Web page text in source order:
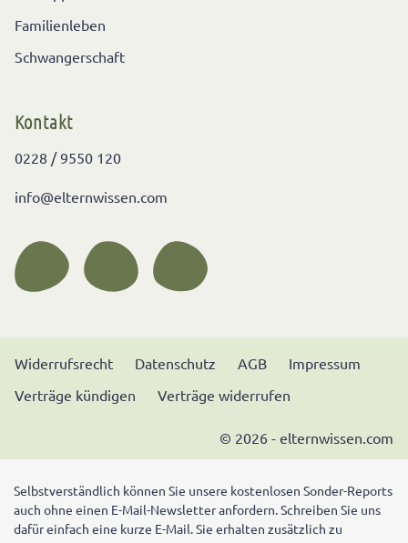
Familienleben
Schwangerschaft
Kontakt
0228 / 9550 120
info@elternwissen.com
Widerrufsrecht Datenschutz AGB
Impressum
Verträge kündigen
Verträge widerrufen
© 2026 - elternwissen.com
Selbstverständlich können Sie unsere kostenlosen Sonder-Reports
auch ohne einen E-Mail-Newsletter anfordern. Schreiben Sie uns
dafür einfach eine kurze E-Mail. Sie erhalten zusätzlich zu